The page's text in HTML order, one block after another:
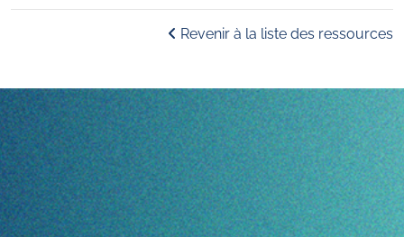
Revenir à la liste des ressources